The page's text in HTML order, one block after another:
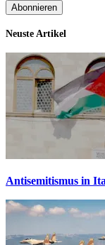
Neuste Artikel
Antisemitismus in